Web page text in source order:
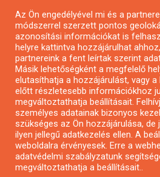
Pályázatok magánszemélyeknek
Pályázatok civil szervezeteknek
Pályázatok vállalkozásoknak
Önkormányzati pályázatok
Mezőgazdasági pályázatok
Falusi turizmus pályázatok
Napelem pályázatok
GINOP pályázatok
Az Ön engedélyével mi és a
módszerrel szerzett pontos
azonosítási információkat is
helyre kattintva hozzájárulhat
partnereink a fent leírtak szerint
Másik lehetőségként a megfelelő
elutasíthatja a hozzájárulást, vagy
előtt részletesebb információkhoz
megváltoztathatja beállításait.
személyes adatainak bizonyos
szükséges az Ön hozzájárulása, de
ilyen jellegű adatkezelés ellen. A
weboldalra érvényesek. Erre a
adatvédelmi szabályzatunk
megváltoztathatja a beállításait..